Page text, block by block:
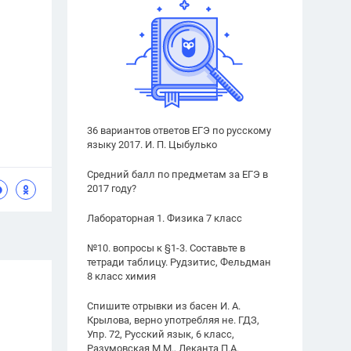
36 вариантов ответов ЕГЭ по русскому
языку 2017. И. П. Цыбулько
Средний балл по предметам за ЕГЭ в
2017 году?
Лабораторная 1. Физика 7 класс
№10. вопросы к §1-3. Составьте в
тетради таблицу. Рудзитис, Фельдман
8 класс химия
Спишите отрывки из басен И. А.
Крылова, верно употребляя не. ГДЗ,
Упр. 72, Русский язык, 6 класс,
Разумовская М.М., Леканта П.А.